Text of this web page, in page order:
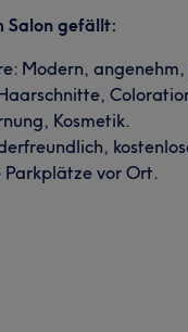
Salon gefällt:
Modern,
Kosmetik.
Parkplätze vor Ort.